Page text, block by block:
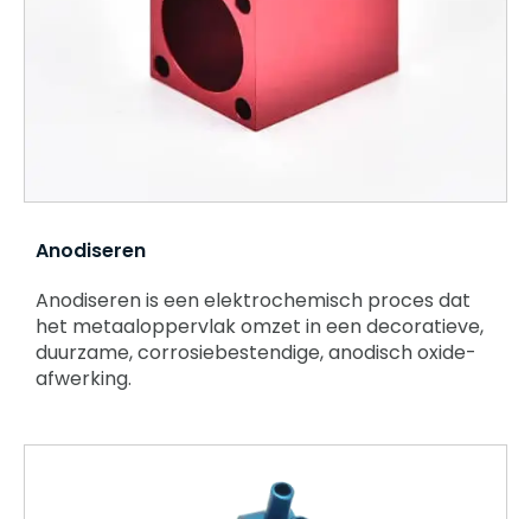
Anodiseren
Anodiseren is een elektrochemisch proces dat
het metaaloppervlak omzet in een decoratieve,
duurzame, corrosiebestendige, anodisch oxide-
afwerking.